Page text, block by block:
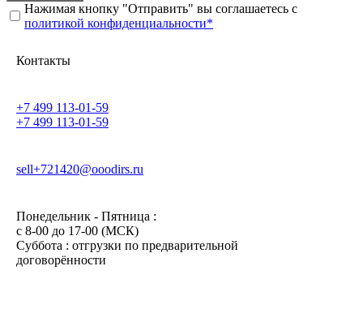
Нажимая кнопку "Отправить" вы соглашаетесь с
политикой конфиденциальности*
Контакты
+7 499 113-01-59
+7 499 113-01-59
sell+721420@ooodirs.ru
Понедельник - Пятница :
c 8-00 до 17-00 (МСК)
Суббота : отгрузки по предварительной
договорённости